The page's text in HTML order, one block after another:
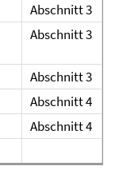
Abschnitt 3
Abschnitt 3
Abschnitt 3
Abschnitt 4
Abschnitt 4